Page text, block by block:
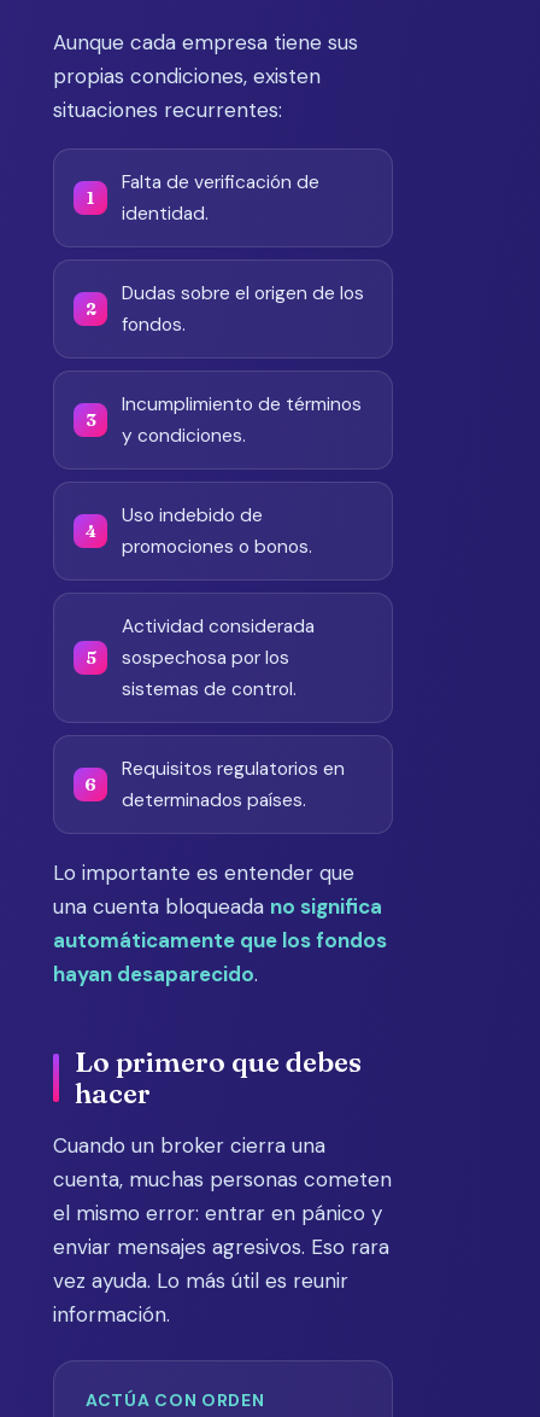
Aunque cada empresa tiene sus
propias condiciones, existen
situaciones recurrentes:
Falta de verificación de
identidad.
Dudas sobre el origen de los
fondos.
Incumplimiento de términos
y condiciones.
Uso indebido de
promociones o bonos.
Actividad considerada
sospechosa por los
sistemas de control.
Requisitos regulatorios en
determinados países.
Lo importante es entender que
una cuenta bloqueada no significa
automáticamente que los fondos
hayan desaparecido.
Lo primero que debes
hacer
Cuando un broker cierra una
cuenta, muchas personas cometen
el mismo error: entrar en pánico y
enviar mensajes agresivos. Eso rara
vez ayuda. Lo más útil es reunir
información.
ACTÚA CON ORDEN